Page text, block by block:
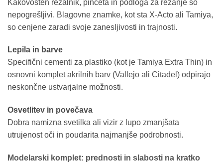
Kakovosten rezalnik, pinceta in podloga za rezanje so
nepogrešljivi. Blagovne znamke, kot sta X-Acto ali Tamiya,
so cenjene zaradi svoje zanesljivosti in trajnosti.
Lepila in barve
Specifični cementi za plastiko (kot je Tamiya Extra Thin) in
osnovni komplet akrilnih barv (Vallejo ali Citadel) odpirajo
neskončne ustvarjalne možnosti.
Osvetlitev in povečava
Dobra namizna svetilka ali vizir z lupo zmanjšata
utrujenost oči in poudarita najmanjše podrobnosti.
Modelarski komplet: prednosti in slabosti na kratko